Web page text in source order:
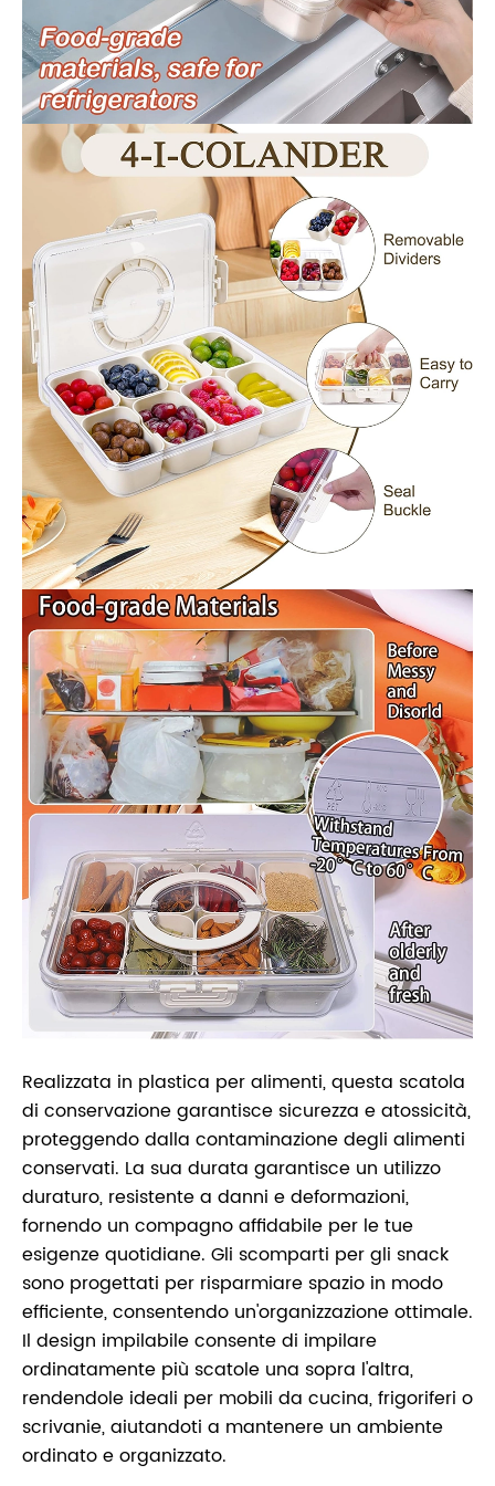
Realizzata in plastica per alimenti, questa scatola
di conservazione garantisce sicurezza e atossicità,
proteggendo dalla contaminazione degli alimenti
conservati. La sua durata garantisce un utilizzo
duraturo, resistente a danni e deformazioni,
fornendo un compagno affidabile per le tue
esigenze quotidiane. Gli scomparti per gli snack
sono progettati per risparmiare spazio in modo
efficiente, consentendo un'organizzazione ottimale.
Il design impilabile consente di impilare
ordinatamente più scatole una sopra l'altra,
rendendole ideali per mobili da cucina, frigoriferi o
scrivanie, aiutandoti a mantenere un ambiente
ordinato e organizzato.